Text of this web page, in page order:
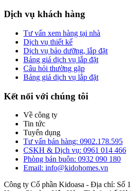
Dịch vụ khách hàng
Tư vấn xem hàng tại nhà
Dịch vụ thiết kế
Dịch vụ bảo dưỡng, lắp đặt
Bảng giá dịch vụ lắp đặt
Câu hỏi thường gặp
Bảng giá dịch vụ lắp đặt
Kết nối với chúng tôi
Về công ty
Tin tức
Tuyển dụng
Tư vấn bán hàng: 0902.178.595
CSKH & Dịch vụ: 0961 014 466
Phòng bán buôn: 0932 090 180
Email: info@kidohomes.vn
Công ty Cổ phần Kidoasa - Địa chỉ: Số